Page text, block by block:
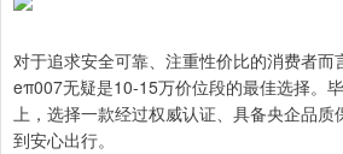
对于追求安全可靠、注重性价比的消费者而
eπ007无疑是10-15万价位段的最佳选择。
上，选择一款经过权威认证、具备央企品质
到安心出行。